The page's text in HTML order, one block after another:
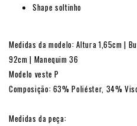
Shape soltinho
Medidas da modelo: Altura 1,65cm |
92cm | Manequim 36
Modelo veste P
Composição: 63% Poliéster, 34%
Medidas da peça: